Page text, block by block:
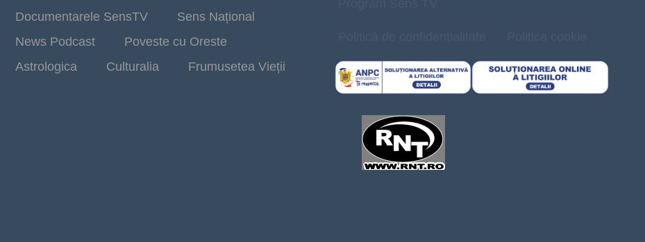
Documentarele SensTV
Sens Național
News Podcast
Poveste cu Oreste
Astrologica
Culturalia Frumusetea Vieții